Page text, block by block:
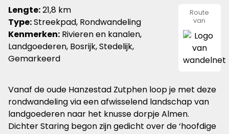
Lengte:21,8 km
Type:Streekpad, Rondwandeling
Kenmerken: Rivieren en kanalen,
Landgoederen, Bosrijk, Stedelijk,
Gemarkeerd
Route
van
Vanaf de oude Hanzestad Zutphen loop je met deze
rondwandeling via een afwisselend landschap van
landgoederen naar het knusse dorpje Almen.
Dichter Staring begon zijn gedicht over de ‘hoofdige